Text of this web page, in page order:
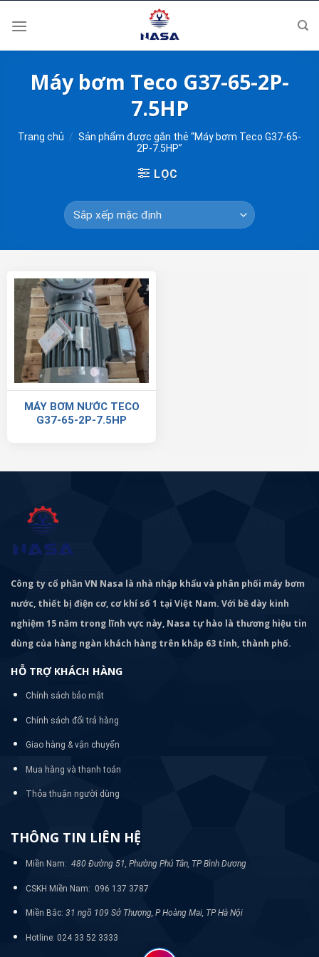
Máy bơm Teco G37-65-2P-
7.5HP
Trang chủ / Sản phẩm được gắn thẻ “Máy bơm Teco G37-65-
2P-7.5HP”
LỌC
MÁY BƠM NƯỚC TECO
G37-65-2P-7.5HP
Công ty cổ phần VN Nasa là nhà nhập khẩu và phân phối máy bơm
nước, thiết bị điện cơ, cơ khí số 1 tại Việt Nam. Với bề dày kinh
nghiệm 15 năm trong lĩnh vực này, Nasa tự hào là thương hiệu tin
dùng của hàng ngàn khách hàng trên khắp 63 tỉnh, thành phố.
HỖ TRỢ KHÁCH HÀNG
Chính sách bảo mật
Chính sách đổi trả hàng
Giao hàng & vận chuyển
Mua hàng và thanh toán
Thỏa thuận người dùng
THÔNG TIN LIÊN HỆ
Miền Nam: 480 Đường 51, Phường Phú Tân, TP Bình Dương
CSKH Miền Nam: 096 137 3787
Miền Bắc: 31 ngõ 109 Sở Thượng, P Hoàng Mai, TP Hà Nội
Hotline: 024 33 52 3333